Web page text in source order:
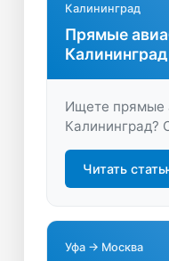
Калининград
Прямые
Ищете прямые
Калининград?
удобство и
LastBilet.ru:
лучший рейс
Читать
Уфа → Москва